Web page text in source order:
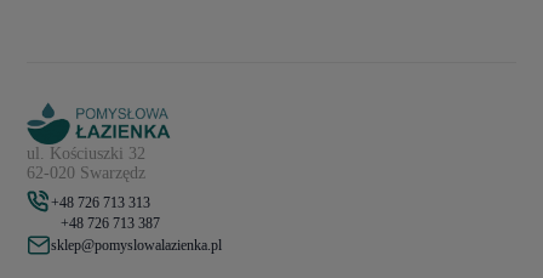
ul. Kościuszki 32
62-020 Swarzędz
+48 726 713 313
+48 726 713 387
sklep@pomyslowalazienka.pl